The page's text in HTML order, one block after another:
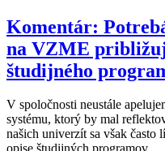
Komentár:
na VZME
študijného
V spoločnosti neustále
systému, ktorý by mal
našich univerzít sa však často